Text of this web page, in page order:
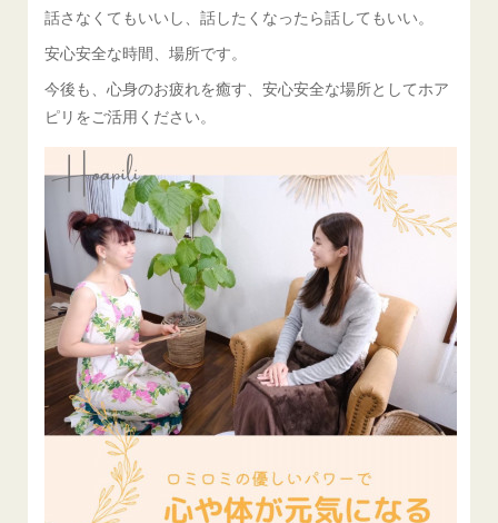
話さなくてもいいし、話したくなったら話してもいい。
安心安全な時間、場所です。
今後も、心身のお疲れを癒す、安心安全な場所としてホア
ピリをご活用ください。